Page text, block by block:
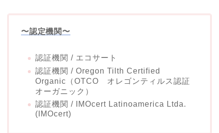
〜認定機関〜
認証機関 / エコサート
認証機関 / Oregon Tilth Certified
Organic（OTCO オレゴンティルス認証
オーガニック）
認証機関 / IMOcert Latinoamerica Ltda.
(IMOcert)